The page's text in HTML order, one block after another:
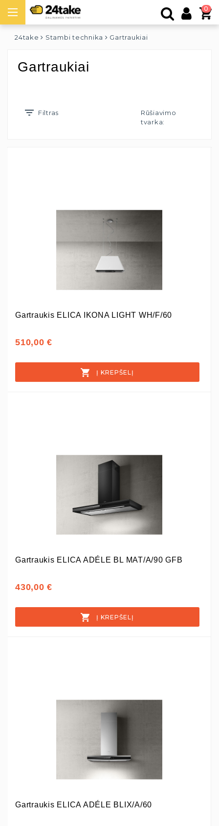
0
24take Stambi technika Gartraukiai
Gartraukiai
Filtras
Rūšiavimo
tvarka:
Gartraukis ELICA IKONA LIGHT WH/F/60
510,00 €
Į KREPŠELĮ
Gartraukis ELICA ADÉLE BL MAT/A/90 GFB
430,00 €
Į KREPŠELĮ
Gartraukis ELICA ADÉLE BLIX/A/60